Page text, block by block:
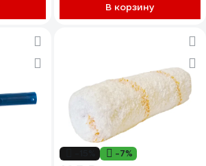
В корзину
-7%